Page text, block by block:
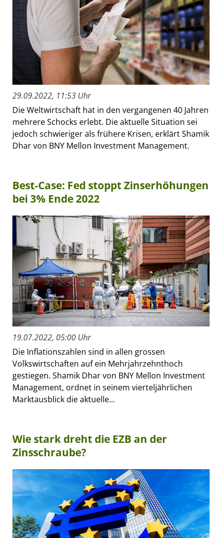
29.09.2022, 11:53 Uhr
Die Weltwirtschaft hat in den vergangenen 40 Jahren
mehrere Schocks erlebt. Die aktuelle Situation sei
jedoch schwieriger als frühere Krisen, erklärt Shamik
Dhar von BNY Mellon Investment Management.
Best-Case: Fed stoppt Zinserhöhungen
bei 3% Ende 2022
19.07.2022, 05:00 Uhr
Die Inflationszahlen sind in allen grossen
Volkswirtschaften auf ein Mehrjahrzehnthoch
gestiegen. Shamik Dhar von BNY Mellon Investment
Management, ordnet in seinem vierteljährlichen
Marktausblick die aktuelle...
Wie stark dreht die EZB an der
Zinsschraube?